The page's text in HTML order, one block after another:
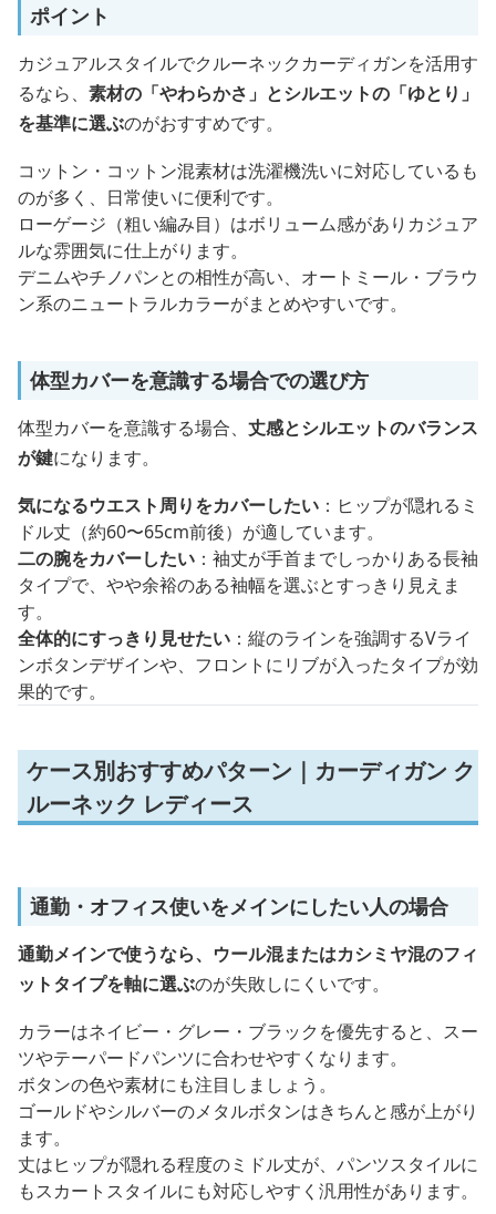
ポイント
カジュアルスタイルでクルーネックカーディガンを活用す
るなら、 素材の「やわらかさ」とシルエットの「ゆとり」
を基準に選ぶのがおすすめです。
コットン・コットン混素材は洗濯機洗いに対応しているも
のが多く、日常使いに便利です。
ローゲージ（粗い編み目）はボリューム感がありカジュア
ルな雰囲気に仕上がります。
デニムやチノパンとの相性が高い、オートミール・ブラウ
ン系のニュートラルカラーがまとめやすいです。
体型カバーを意識する場合での選び方
体型カバーを意識する場合、 丈感とシルエットのバランス
が鍵になります。
気になるウエスト周りをカバーしたい ：ヒップが隠れるミ
ドル丈（約60〜65cm前後）が適しています。
二の腕をカバーしたい ：袖丈が手首までしっかりある長袖
タイプで、やや余裕のある袖幅を選ぶとすっきり見えま
す。
全体的にすっきり見せたい ：縦のラインを強調するVライ
ンボタンデザインや、フロントにリブが入ったタイプが効
果的です。
ケース別おすすめパターン｜カーディガン ク
ルーネック レディース
通勤・オフィス使いをメインにしたい人の場合
通勤メインで使うなら、ウール混またはカシミヤ混のフィ
ットタイプを軸に選ぶのが失敗しにくいです。
カラーはネイビー・グレー・ブラックを優先すると、スー
ツやテーパードパンツに合わせやすくなります。
ボタンの色や素材にも注目しましょう。
ゴールドやシルバーのメタルボタンはきちんと感が上がり
ます。
丈はヒップが隠れる程度のミドル丈が、パンツスタイルに
もスカートスタイルにも対応しやすく汎用性があります。